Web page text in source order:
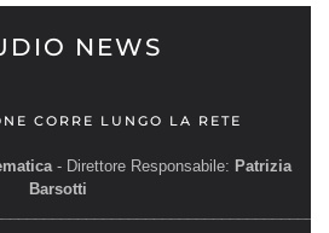
NEWS
CORRE LUNGO LA RETE
- Direttore Responsabile: Patrizia
Barsotti